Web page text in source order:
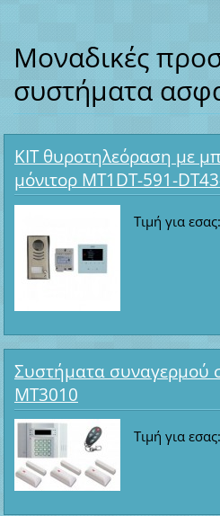
Μοναδικές
συστήματα
ΚΙΤ θυροτηλεόραση με
μόνιτορ MT1DT-591-
Τιμή για εσας:
Συστήματα συναγερμού
MT3010
Τιμή για εσας: